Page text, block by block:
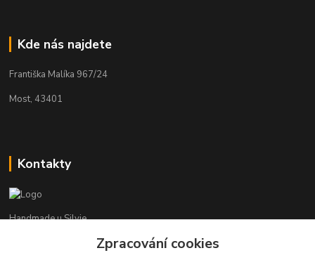
Kde nás najdete
Františka Malíka 967/24
Most, 43401
Kontakty
Handmade u Silvie
+420 737 983 314
Zpracování cookies